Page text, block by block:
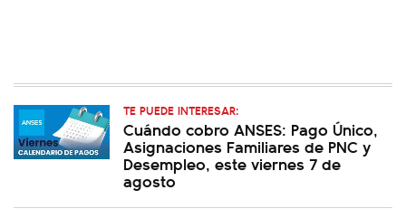
TE PUEDE INTERESAR:
Cuándo cobro ANSES: Pago Único,
Asignaciones Familiares de PNC y
Desempleo, este viernes 7 de
agosto